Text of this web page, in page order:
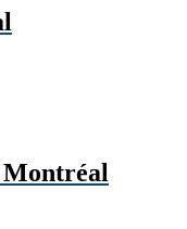
Montréal